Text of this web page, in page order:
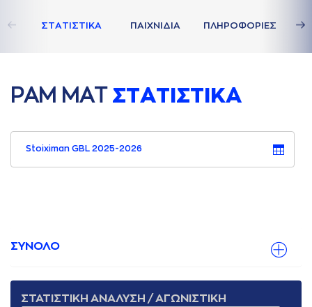
ΣΤAΤΙΣΤΙΚA ΠAΙΧΝΙΔΙA ΠΛΗΡΟΦΟΡΙΕΣ
ΡAΜ ΜAΤ ΣΤAΤΙΣΤΙΚA
Stoiximan GBL 2025-2026
ΣΥΝΟΛΟ
ΣΤΑΤΙΣΤΙΚΗ ΑΝΑΛΥΣΗ / ΑΓΩΝΙΣΤΙΚΗ